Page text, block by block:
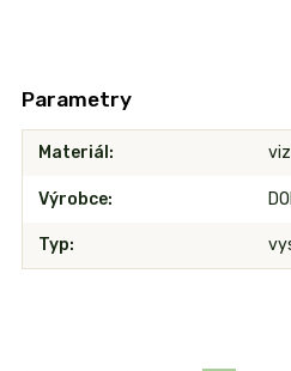
Parametry
Materiál
Výrobce
Typ